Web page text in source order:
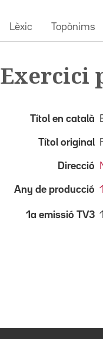
Lèxic Topònims
Exercici
Títol en català
Títol original
Direcció
Any de producció
1a emissió TV3